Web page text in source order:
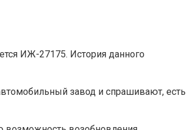
ИЖ-27175. История данного
завод и спрашивают, есть